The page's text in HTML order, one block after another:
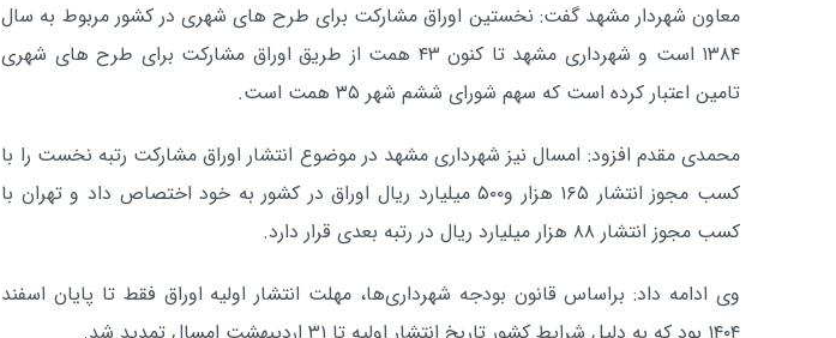
معاون شهردار مشهد گفت: نخستین اوراق مشارکت برای طرح‌ های شهری در کشور مربوط به سال
۱۳۸۴ است و شهرداری مشهد تا کنون ۴۳ همت از طریق اوراق مشارکت برای طرح‌ های شهری
تامین اعتبار کرده است که سهم شورای ششم شهر ۳۵ همت است.
محمدی مقدم افزود: امسال نیز شهرداری مشهد در موضوع انتشار اوراق مشارکت رتبه نخست را با
کسب مجوز انتشار ۱۶۵ هزار و۵۰۰ میلیارد ریال اوراق در کشور به خود اختصاص داد و تهران با
کسب مجوز انتشار ۸۸ هزار میلیارد ریال در رتبه بعدی قرار دارد.
وی ادامه داد: براساس قانون بودجه شهرداری‌ها، مهلت انتشار اولیه اوراق فقط تا پایان ‌اسفند